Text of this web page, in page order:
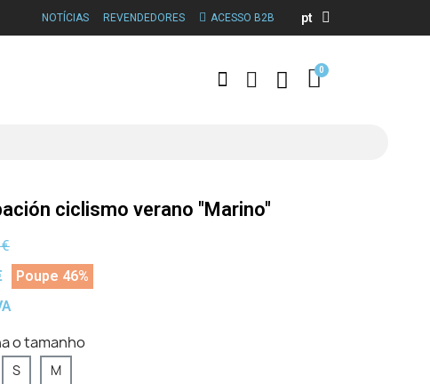
NOTÍCIAS REVENDEDORES ACESSO B2B pt
ciclismo verano "Marino"
Poupe 46%
o tamanho
S M